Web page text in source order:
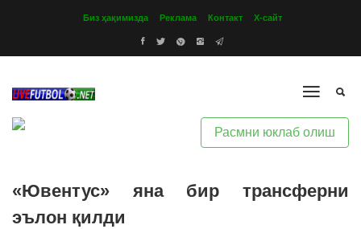
Биз ҳақимизда Реклама Контакт Х-сайт
Расмни юклаб олиш
«Ювентус» яна бир трансферни
эълон қилди